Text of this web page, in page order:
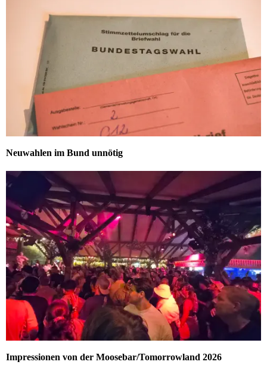
Neuwahlen im Bund unnötig
Impressionen von der Moosebar/Tomorrowland 2026